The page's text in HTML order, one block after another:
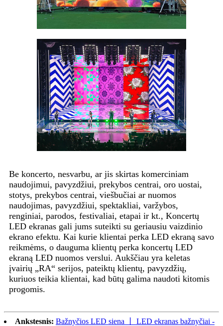
Be koncerto, nesvarbu, ar jis skirtas komerciniam
naudojimui, pavyzdžiui, prekybos centrai, oro uostai,
stotys, prekybos centrai, viešbučiai ar nuomos
naudojimas, pavyzdžiui, spektakliai, varžybos,
renginiai, parodos, festivaliai, etapai ir kt., Koncertų
LED ekranas gali jums suteikti su geriausiu vaizdinio
ekrano efektu. Kai kurie klientai perka LED ekraną savo
reikmėms, o dauguma klientų perka koncertų LED
ekraną LED nuomos verslui. Aukščiau yra keletas
įvairių „RA“ serijos, pateiktų klientų, pavyzdžių,
kuriuos teikia klientai, kad būtų galima naudoti kitomis
progomis.
Ankstesnis: Bažnyčios LED siena 丨 LED ekranas bažnyčiai -